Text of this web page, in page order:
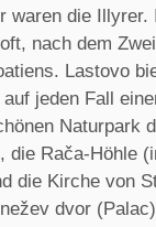
waren die
nach dem
Lastovo
auf jeden Fall
Naturpark
die Rača-Höhle
die Kirche von
dvor